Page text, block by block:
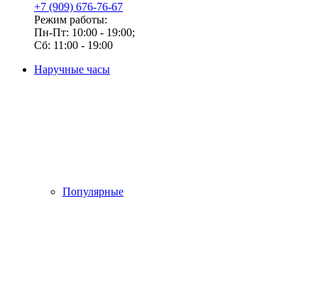
+7 (909) 676-76-67
Режим работы:
Пн-Пт: 10:00 - 19:00;
Сб: 11:00 - 19:00
Наручные часы
Популярные